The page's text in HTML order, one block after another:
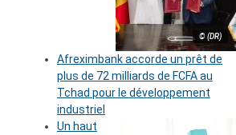
© (DR)
Afreximbank accorde un prêt de
plus de 72 milliards de FCFA au
Tchad pour le développement
industriel
Un haut